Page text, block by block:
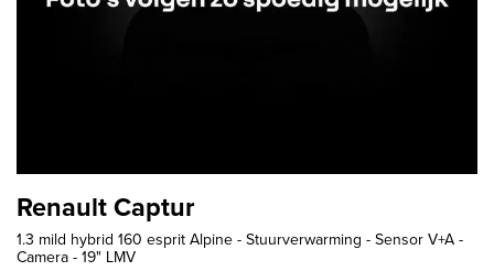
Renault Captur
1.3 mild hybrid 160 esprit Alpine - Stuurverwarming - Sensor V+A -
Camera - 19" LMV